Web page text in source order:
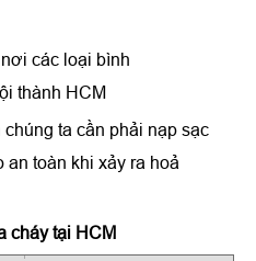
các loại bình
thành HCM
ta cần phải nạp sạc
an toàn khi xảy ra hoả
cháy tại HCM